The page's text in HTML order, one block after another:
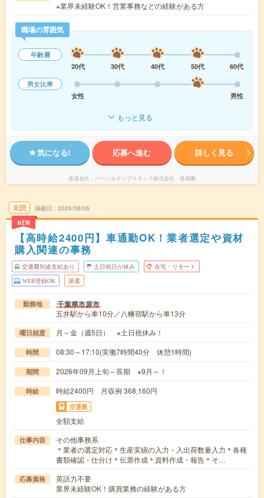
※業界未経験OK！営業事務などの経験がある方
職場の雰囲気
年齢層
20代
30代 40代 50代
60代
男女比率
女性
男性
もっと見る
気になる! 応募へ進む 詳しく見る
派遣会社 パーソルテンプスタッフ株式会社 首都圏
未読
NEW
掲載日 2026/08/06
【高時給2400円】車通勤OK！業者選定や資材
購入関連の事務
交通費別途支給あり 土日祝日が休み 在宅・リモート
WEB登録OK 派遣
勤務地 千葉県市原市
五井駅から車10分／八幡宿駅から車13分
曜日頻度 月～金（週5日） ※土日祝休み！
時間 08:30～17:10(実働7時間40分 休憩1時間)
期間 2026年09月上旬～長期 ※9月～！
時給 時給2400円 月収例 368,160円
交通費
全額支給
仕事内容
その他事務系
＊業者の選定対応＊生産実績の入力・入出荷数量入力＊各種
書類確認・仕分け＊伝票作成＊資料作成・報告＊そ…
応募資格
英語力不要
業界未経験OK！購買業務の経験がある方